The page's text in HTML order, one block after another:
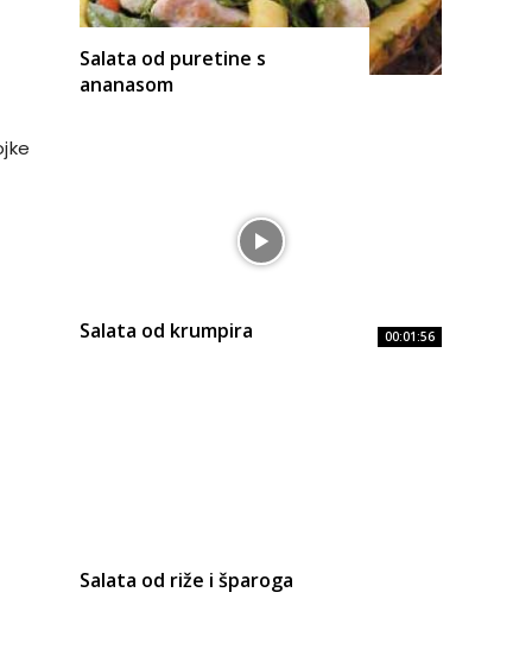
Salata od puretine s
ananasom
00:01:56
Salata od krumpira
Salata od riže i šparoga